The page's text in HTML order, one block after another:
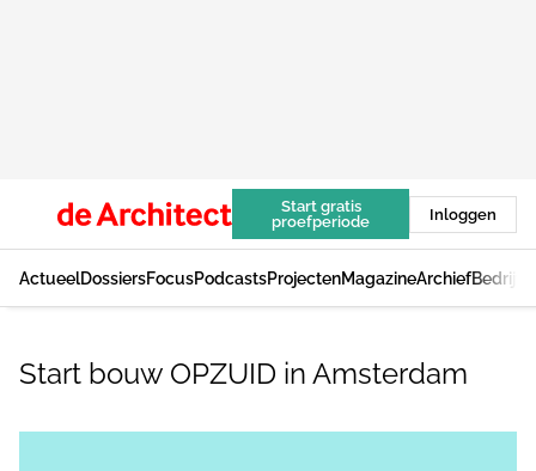
Start gratis
proefperiode
Inloggen
ActueelDossiersFocusPodcastsProjectenMagazineArchief
Start bouw OPZUID in Amsterdam